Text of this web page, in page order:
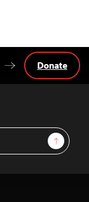
Sign Up
Donate